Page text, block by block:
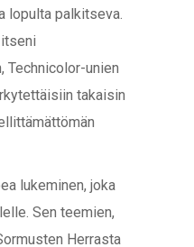
lopulta palkitseva.
Technicolor-unien
takaisin
lukeminen, joka
Sen teemien,
Herrasta